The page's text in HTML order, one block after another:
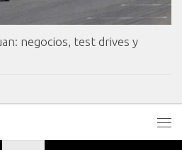
negocios, test drives y